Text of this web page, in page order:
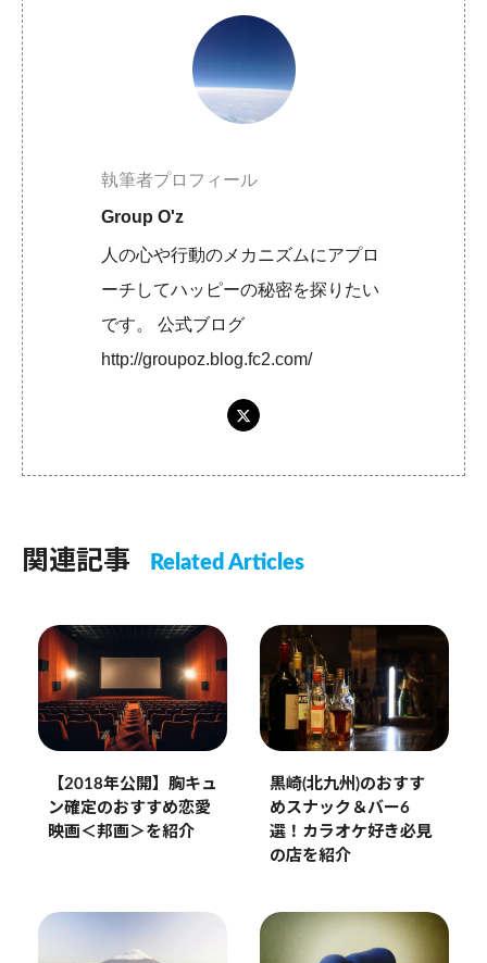
執筆者プロフィール
Group O'z
人の心や行動のメカニズムにアプロ
ーチしてハッピーの秘密を探りたい
です。 公式ブログ
http://groupoz.blog.fc2.com/
関連記事 Related Articles
【2018年公開】胸キュ
ン確定のおすすめ恋愛
映画＜邦画＞を紹介
黒崎(北九州)のおすす
めスナック＆バー6
選！カラオケ好き必見
の店を紹介